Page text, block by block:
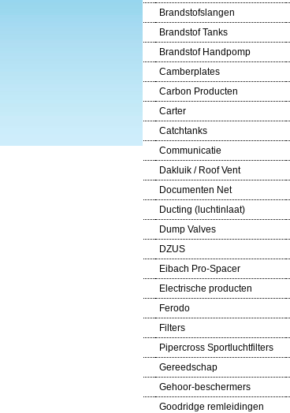
Brandstofslangen
Brandstof Tanks
Brandstof Handpomp
Camberplates
Carbon Producten
Carter
Catchtanks
Communicatie
Dakluik / Roof Vent
Documenten Net
Ducting (luchtinlaat)
Dump Valves
DZUS
Eibach Pro-Spacer
Electrische producten
Ferodo
Filters
Pipercross Sportluchtfilters
Gereedschap
Gehoor-beschermers
Goodridge remleidingen